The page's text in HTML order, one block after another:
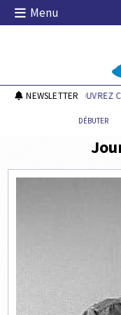
Skip
Menu
Echecs &
NEWSLETTERDÉCOUVREZ
DÉBUTER